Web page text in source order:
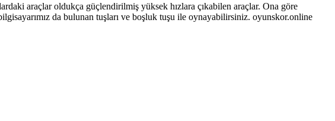
araçlar oldukça güçlendirilmiş yüksek hızlara çıkabilen araçlar. Ona göre
da bulunan tuşları ve boşluk tuşu ile oynayabilirsiniz. oyunskor.online